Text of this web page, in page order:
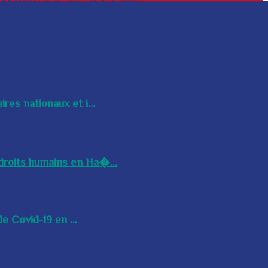
nationaux et i...
humains en Ha�...
Covid-19 en ...